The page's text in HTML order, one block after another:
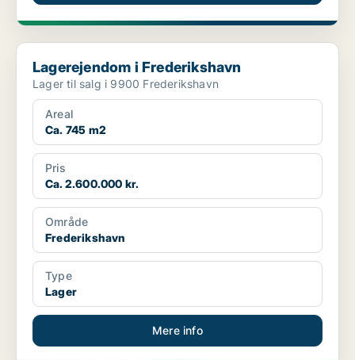
Lagerejendom i Frederikshavn
Lagerejendom i Frederikshavn
Lager til salg i 9900 Frederikshavn
Areal
Ca. 745 m2
Pris
Ca. 2.600.000 kr.
Område
Frederikshavn
Type
Lager
Mere info